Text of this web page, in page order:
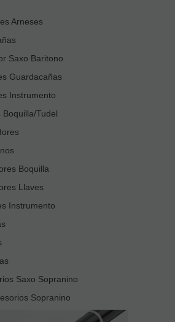
Arneses
Saxo Baritono
Guardacañas
Instrumento
Boquilla/Tudel
Boquilla
Llaves
Instrumento
Saxo Sopranino
Sopranino